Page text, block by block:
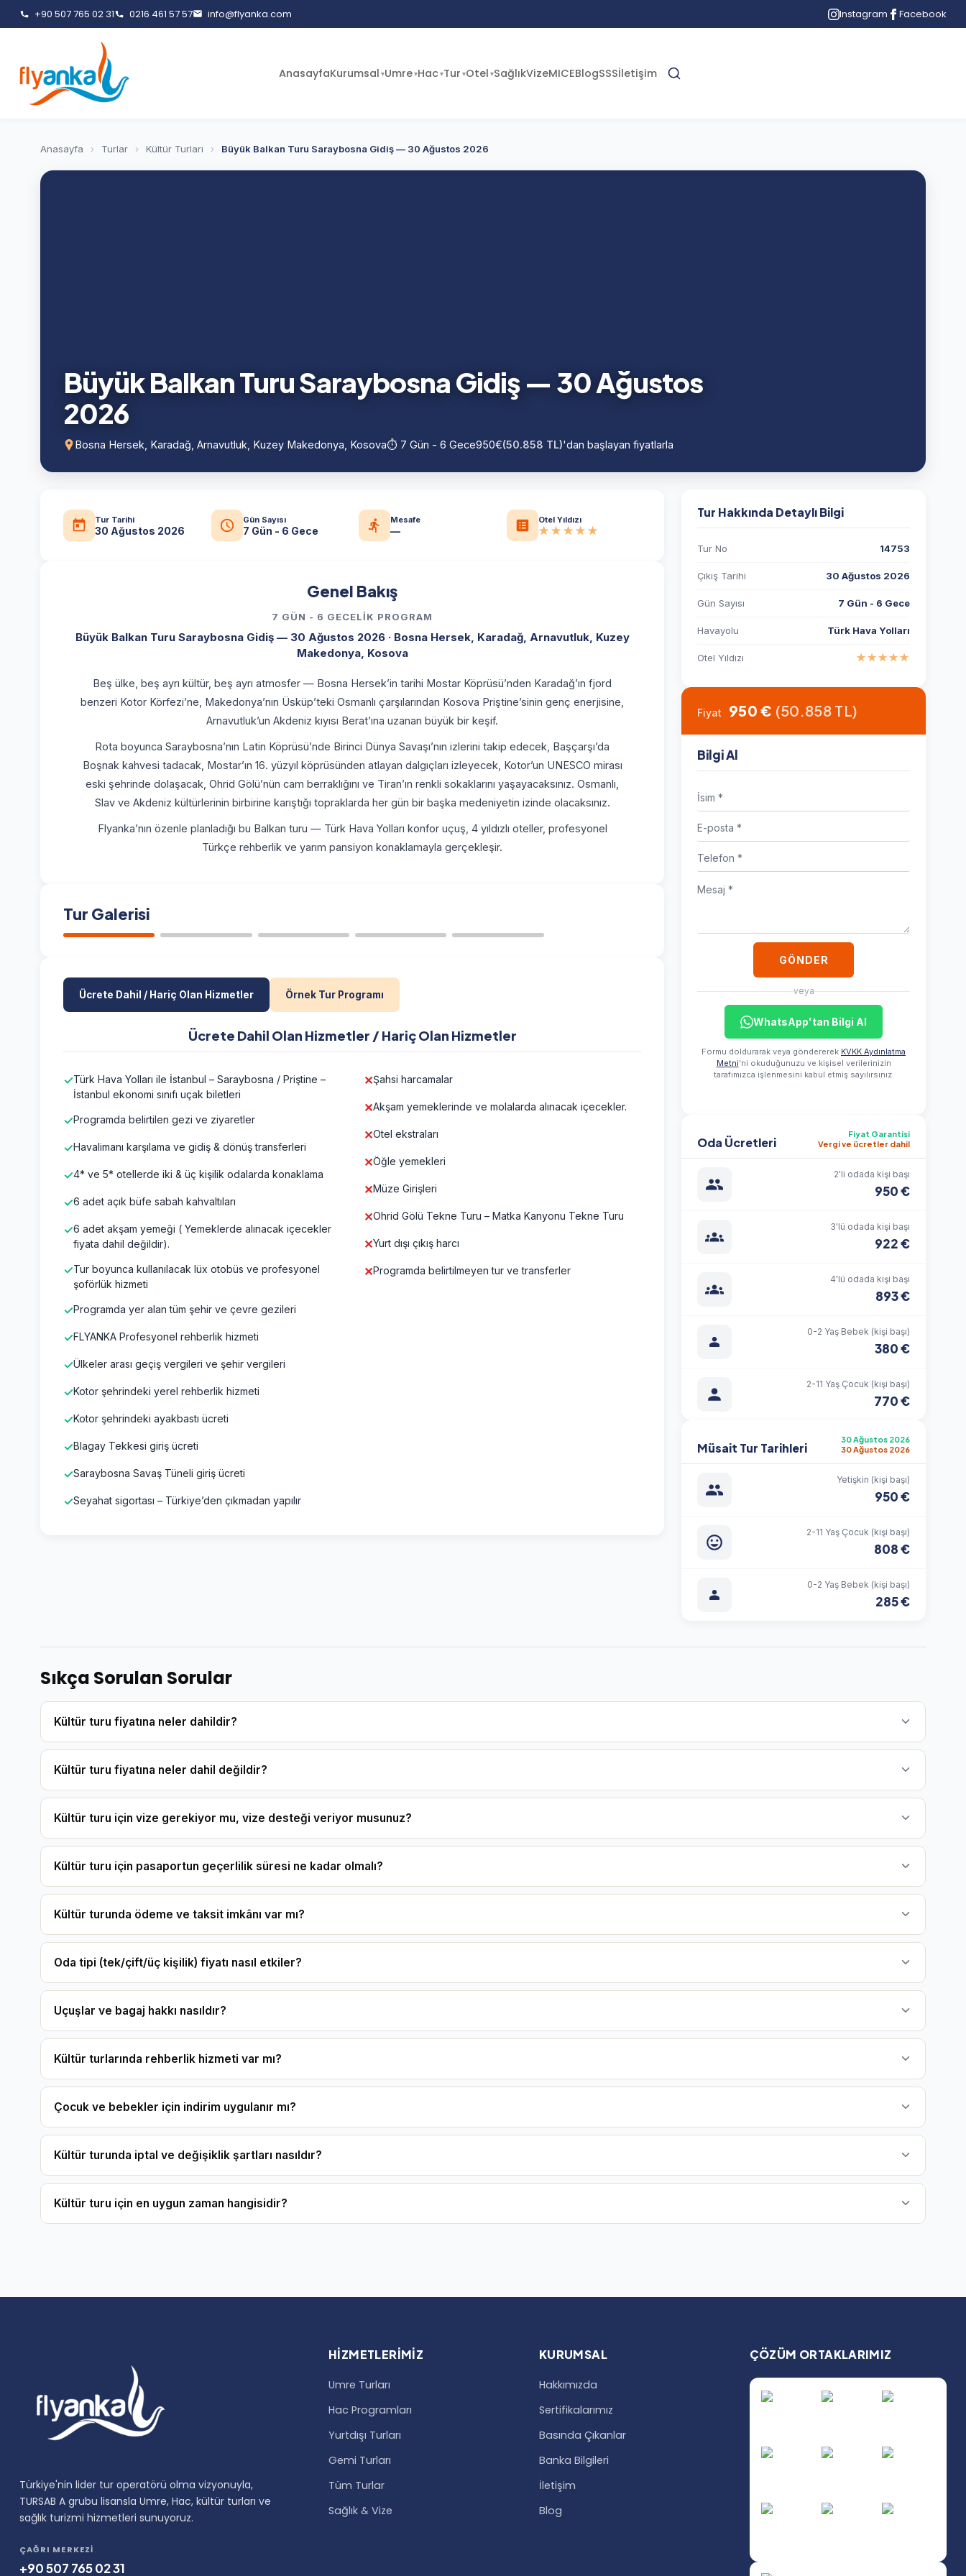
+90 507 765 02 31 0216 461 57 57 info@flyanka.com Instagram Facebook
AnasayfaKurumsal Umre Hac Tur Otel SağlıkVizeMICEBlogSSSİletişim
Anasayfa › Turlar › Kültür Turları › Büyük Balkan Turu Saraybosna Gidiş — 30 Ağustos 2026
Büyük Balkan Turu Saraybosna Gidiş — 30 Ağustos
2026
Bosna Hersek, Karadağ, Arnavutluk, Kuzey Makedonya, Kosova⏱️ 7 Gün - 6 Gece950€(50.858 TL)'dan başlayan fiyatlarla
Tur Hakkında Detaylı Bilgi
Tur No 14753
Çıkış Tarihi 30 Ağustos 2026
Gün Sayısı 7 Gün - 6 Gece
Havayolu Türk Hava Yolları
Otel Yıldızı ★★★★★
Fiyat 950 € (50.858 TL)
Bilgi Al
GÖNDER
veya
WhatsApp'tan Bilgi Al
Formu doldurarak veya göndererek KVKK Aydınlatma
Metni'ni okuduğunuzu ve kişisel verilerinizin
tarafımızca işlenmesini kabul etmiş sayılırsınız.
Oda Ücretleri
Fiyat Garantisi
Vergi ve ücretler dahil
2'li odada kişi başı
950 €
3'lü odada kişi başı
922 €
4'lü odada kişi başı
893 €
0-2 Yaş Bebek (kişi başı)
380 €
2-11 Yaş Çocuk (kişi başı)
770 €
Müsait Tur Tarihleri
30 Ağustos 2026
30 Ağustos 2026
Yetişkin (kişi başı)
950 €
2-11 Yaş Çocuk (kişi başı)
808 €
0-2 Yaş Bebek (kişi başı)
285 €
Tur Tarihi
30 Ağustos 2026
Gün Sayısı
7 Gün - 6 Gece
Mesafe
—
Otel Yıldızı
★★★★★
Genel Bakış
7 GÜN - 6 GECELİK PROGRAM
Büyük Balkan Turu Saraybosna Gidiş — 30 Ağustos 2026 · Bosna Hersek, Karadağ, Arnavutluk, Kuzey
Makedonya, Kosova
Beş ülke, beş ayrı kültür, beş ayrı atmosfer — Bosna Hersek’in tarihi Mostar Köprüsü’nden Karadağ’ın fjord
benzeri Kotor Körfezi’ne, Makedonya’nın Üsküp’teki Osmanlı çarşılarından Kosova Priştine’sinin genç enerjisine,
Arnavutluk’un Akdeniz kıyısı Berat’ına uzanan büyük bir keşif.
Rota boyunca Saraybosna’nın Latin Köprüsü’nde Birinci Dünya Savaşı’nın izlerini takip edecek, Başçarşı’da
Boşnak kahvesi tadacak, Mostar’ın 16. yüzyıl köprüsünden atlayan dalgıçları izleyecek, Kotor’un UNESCO mirası
eski şehrinde dolaşacak, Ohrid Gölü’nün cam berraklığını ve Tiran’ın renkli sokaklarını yaşayacaksınız. Osmanlı,
Slav ve Akdeniz kültürlerinin birbirine karıştığı topraklarda her gün bir başka medeniyetin izinde olacaksınız.
Flyanka’nın özenle planladığı bu Balkan turu — Türk Hava Yolları konfor uçuş, 4 yıldızlı oteller, profesyonel
Türkçe rehberlik ve yarım pansiyon konaklamayla gerçekleşir.
Tur Galerisi
Ücrete Dahil / Hariç Olan Hizmetler Örnek Tur Programı
Ücrete Dahil Olan Hizmetler / Hariç Olan Hizmetler
Türk Hava Yolları ile İstanbul – Saraybosna / Priştine –
İstanbul ekonomi sınıfı uçak biletleri
Programda belirtilen gezi ve ziyaretler
Havalimanı karşılama ve gidiş & dönüş transferleri
4* ve 5* otellerde iki & üç kişilik odalarda konaklama
6 adet açık büfe sabah kahvaltıları
6 adet akşam yemeği ( Yemeklerde alınacak içecekler
fiyata dahil değildir).
Tur boyunca kullanılacak lüx otobüs ve profesyonel
şoförlük hizmeti
Programda yer alan tüm şehir ve çevre gezileri
FLYANKA Profesyonel rehberlik hizmeti
Ülkeler arası geçiş vergileri ve şehir vergileri
Kotor şehrindeki yerel rehberlik hizmeti
Kotor şehrindeki ayakbastı ücreti
Blagay Tekkesi giriş ücreti
Saraybosna Savaş Tüneli giriş ücreti
Seyahat sigortası – Türkiye’den çıkmadan yapılır
Şahsi harcamalar
Akşam yemeklerinde ve molalarda alınacak içecekler.
Otel ekstraları
Öğle yemekleri
Müze Girişleri
Ohrid Gölü Tekne Turu – Matka Kanyonu Tekne Turu
Yurt dışı çıkış harcı
Programda belirtilmeyen tur ve transferler
Sıkça Sorulan Sorular
Kültür turu fiyatına neler dahildir?
Kültür turu fiyatına neler dahil değildir?
Kültür turu için vize gerekiyor mu, vize desteği veriyor musunuz?
Kültür turu için pasaportun geçerlilik süresi ne kadar olmalı?
Kültür turunda ödeme ve taksit imkânı var mı?
Oda tipi (tek/çift/üç kişilik) fiyatı nasıl etkiler?
Uçuşlar ve bagaj hakkı nasıldır?
Kültür turlarında rehberlik hizmeti var mı?
Çocuk ve bebekler için indirim uygulanır mı?
Kültür turunda iptal ve değişiklik şartları nasıldır?
Kültür turu için en uygun zaman hangisidir?
Türkiye'nin lider tur operatörü olma vizyonuyla,
TURSAB A grubu lisansla Umre, Hac, kültür turları ve
sağlık turizmi hizmetleri sunuyoruz.
ÇAĞRI MERKEZI
+90 507 765 02 31
HIZMETLERIMIZ
Umre Turları
Hac Programları
Yurtdışı Turları
Gemi Turları
Tüm Turlar
Sağlık & Vize
KURUMSAL
Hakkımızda
Sertifikalarımız
Basında Çıkanlar
Banka Bilgileri
İletişim
Blog
ÇÖZÜM ORTAKLARIMIZ